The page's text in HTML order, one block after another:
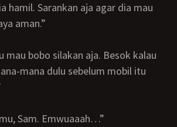
hamil. Sarankan aja agar dia mau
aman.”
mana dulu sebelum mobil itu
Sam. Emwuaaah…”